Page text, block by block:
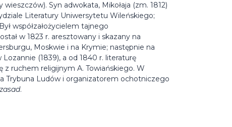
Syn adwokata, Mikołaja (zm. 1812)
Literatury Uniwersytetu Wileńskiego;
współzałożycielem tajnego
w 1823 r. aresztowany i skazany na
Moskwie i na Krymie; następnie na
Lozannie (1839), a od 1840 r. literaturę
z ruchem religijnym A. Towiańskiego. W
Trybuna Ludów i organizatorem ochotniczego
.